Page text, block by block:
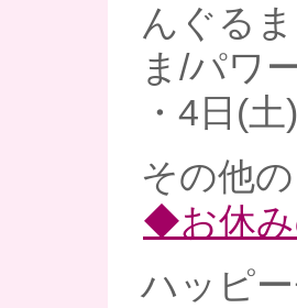
んぐる
ま/パワ
・4日(土)
その他
◆お休
ハッピ